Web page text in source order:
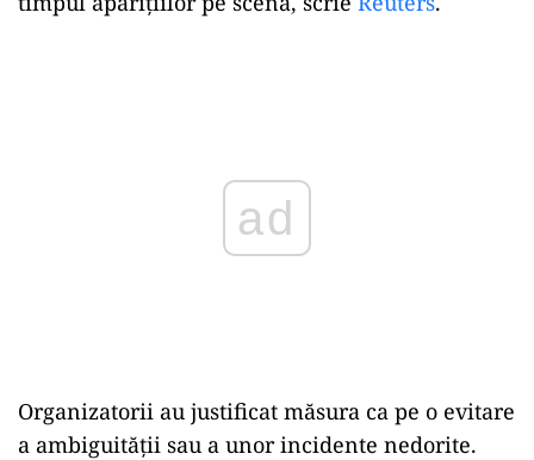
Organizatorii au justificat măsura ca pe o evitare
a ambiguității sau a unor incidente nedorite.